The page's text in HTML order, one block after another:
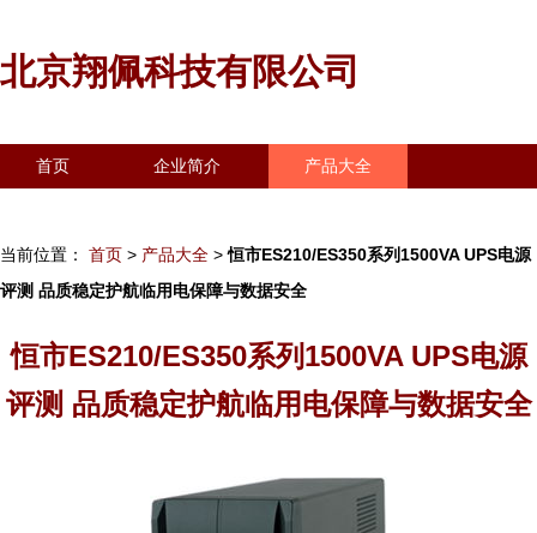
北京翔佩科技有限公司
首页 企业简介 产品大全
当前位置： 首页 > 产品大全 > 恒市ES210/ES350系列1500VA UPS电源
评测 品质稳定护航临用电保障与数据安全
恒市ES210/ES350系列1500VA UPS电源
评测 品质稳定护航临用电保障与数据安全